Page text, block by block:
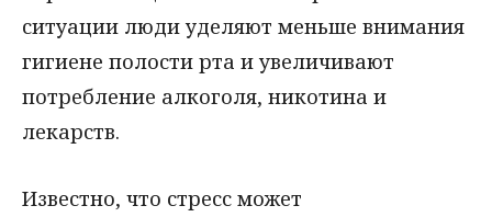
ситуации люди уделяют меньше внимания
гигиене полости рта и увеличивают
потребление алкоголя, никотина и
лекарств.
Известно, что стресс может